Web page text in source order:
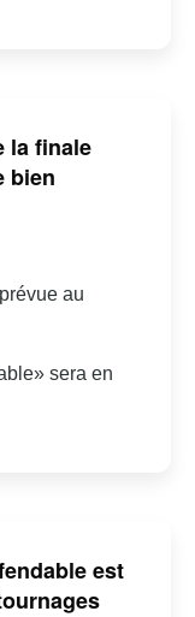
la finale
bien
au
sera en
est